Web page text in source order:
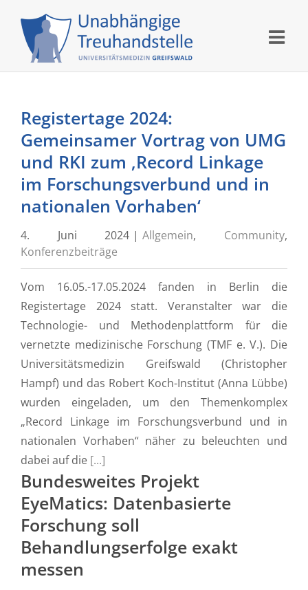
content
Registertage 2024:
Gemeinsamer Vortrag von UMG
und RKI zum ‚Record Linkage
im Forschungsverbund und in
nationalen Vorhaben‘
4. Juni 2024 | Allgemein, Community,
Konferenzbeiträge
Vom 16.05.-17.05.2024 fanden in Berlin die
Registertage 2024 statt. Veranstalter war die
Technologie- und Methodenplattform für die
vernetzte medizinische Forschung (TMF e. V.). Die
Universitätsmedizin Greifswald (Christopher
Hampf) und das Robert Koch-Institut (Anna Lübbe)
wurden eingeladen, um den Themenkomplex
„Record Linkage im Forschungsverbund und in
nationalen Vorhaben“ näher zu beleuchten und
dabei auf die [...]
Bundesweites Projekt
EyeMatics: Datenbasierte
Forschung soll
Behandlungserfolge exakt
messen